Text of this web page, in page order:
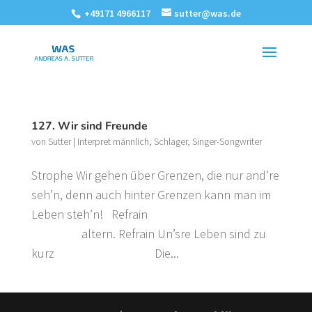
+49171 4966117 sutter@was.de
127. Wir sind Freunde
von Sutter| Interpret männlich, Schlager, Singer-Songwriter
Strophe Wir gehen über Grenzen, die nur and’re
seh’n, denn auch hinter Grenzen kann man im
Leben steh’n! Refrain
altern. Refrain Un’sre Leben sind zu
kurz Die...